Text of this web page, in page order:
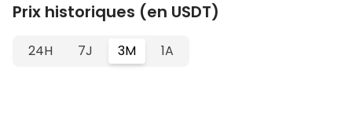
Prix historiques (en USDT)
24H 7J 3M 1A